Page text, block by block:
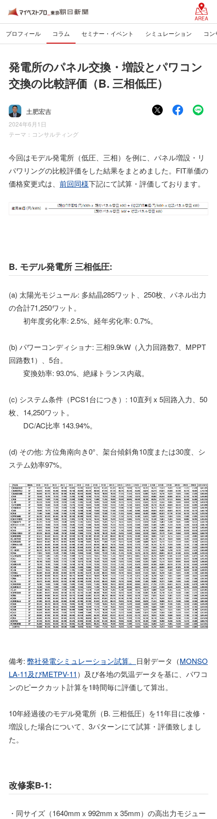
AREA
プロフィール コラム セミナー・イベント シミュレーション コ
発電所のパネル交換・増設とパワコン
交換の比較評価（B. 三相低圧）
土肥宏吉
2024年6月1日
テーマ： コンサルティング
今回はモデル発電所（低圧、三相）を例に、パネル増設・リ
パワリングの比較評価をした結果をまとめました。FIT単価の
価格変更式は、 前回同様下記にて試算・評価しております。
B. モデル発電所 三相低圧:
(a) 太陽光モジュール: 多結晶285ワット、250枚、パネル出力
の合計71,250ワット。
初年度劣化率: 2.5%、経年劣化率: 0.7%。
(b) パワーコンディショナ: 三相9.9kW（入力回路数7、MPPT
回路数1）、5台。
変換効率: 93.0%、絶縁トランス内蔵。
(c) システム条件（PCS1台につき）: 10直列 x 5回路入力、50
枚、14,250ワット。
DC/AC比率 143.94%。
(d) その他: 方位角南向き0°、架台傾斜角10度または30度、シ
ステム効率97%。
備考: 弊社発電シミュレーション試算。 日射データ（MONSO
LA-11及びMETPV-11）及び各地の気温データを基に、パワコ
ンのピークカット計算を1時間毎に評価して算出。
10年経過後のモデル発電所（B. 三相低圧）を11年目に改修・
増設した場合について、3パターンにて試算・評価致しまし
た。
改修案B-1:
・同サイズ（1640mm x 992mm x 35mm）の高出力モジュー